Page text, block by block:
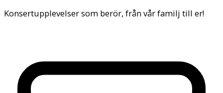
Konsertupplevelser som berör, från vår familj till er!